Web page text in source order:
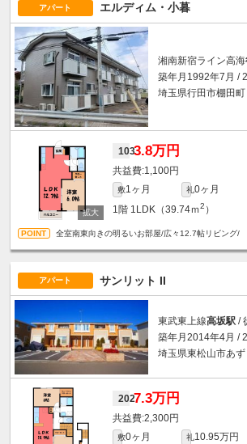
アパート エルディム・小暮
湘南新宿ライン高海
築年月1992年7月 /
埼玉県行田市棚田町
1033.8万円
1,100円
敷1ヶ月 礼0ヶ月
1階 1LDK（39.74ｍ2 ）
全室南東向きの明るいお部屋/広々12.7帖リビング/
アパート サンリット II
東武東上線高坂駅 /
築年月2014年4月 /
埼玉県東松山市あ
2027.3万円
2,300円
敷0ヶ月 礼10.95万円